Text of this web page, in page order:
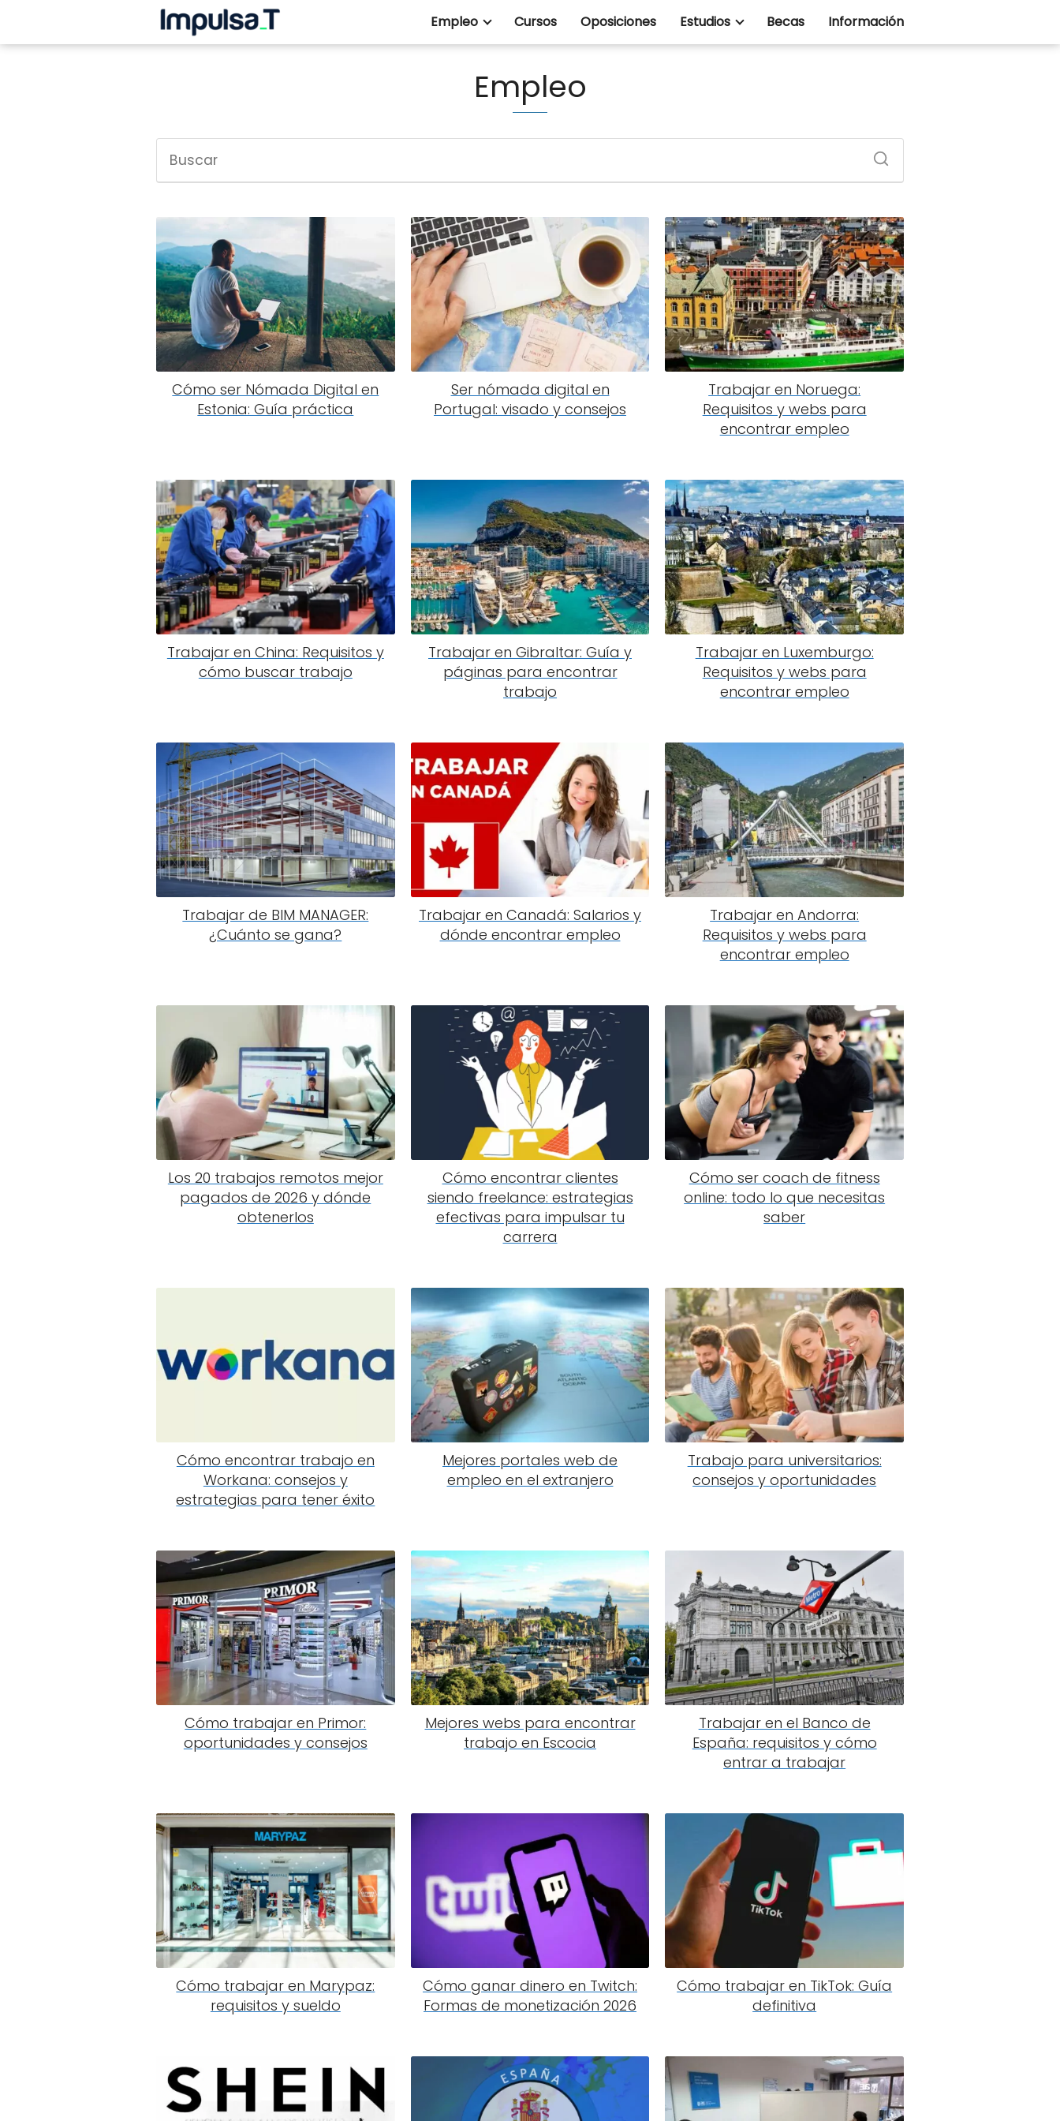
Empleo Cursos Oposiciones Estudios Becas Información
Empleo
Cómo ser Nómada Digital en
Estonia: Guía práctica
Ser nómada digital en
Portugal: visado y consejos
Trabajar en Noruega:
Requisitos y webs para
encontrar empleo
Trabajar en China: Requisitos y
cómo buscar trabajo
Trabajar en Gibraltar: Guía y
páginas para encontrar
trabajo
Trabajar en Luxemburgo:
Requisitos y webs para
encontrar empleo
Trabajar de BIM MANAGER:
¿Cuánto se gana?
Trabajar en Canadá: Salarios y
dónde encontrar empleo
Trabajar en Andorra:
Requisitos y webs para
encontrar empleo
Los 20 trabajos remotos mejor
pagados de 2026 y dónde
obtenerlos
Cómo encontrar clientes
siendo freelance: estrategias
efectivas para impulsar tu
carrera
Cómo ser coach de fitness
online: todo lo que necesitas
saber
Cómo encontrar trabajo en
Workana: consejos y
estrategias para tener éxito
Mejores portales web de
empleo en el extranjero
Trabajo para universitarios:
consejos y oportunidades
Cómo trabajar en Primor:
oportunidades y consejos
Mejores webs para encontrar
trabajo en Escocia
Trabajar en el Banco de
España: requisitos y cómo
entrar a trabajar
Cómo trabajar en Marypaz:
requisitos y sueldo
Cómo ganar dinero en Twitch:
Formas de monetización 2026
Cómo trabajar en TikTok: Guía
definitiva